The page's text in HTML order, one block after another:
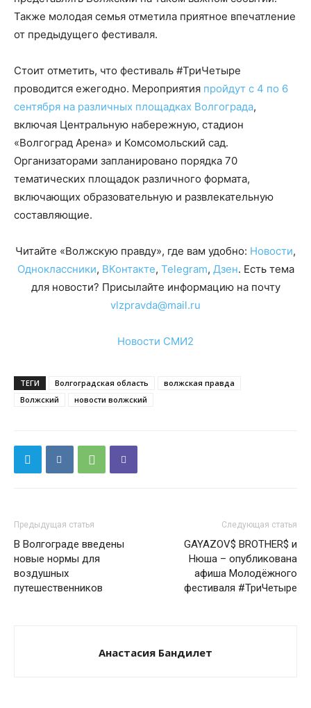
Также молодая семья отметила приятное впечатление
от предыдущего фестиваля.
Стоит отметить, что фестиваль #ТриЧетыре
проводится ежегодно. Мероприятия пройдут с 4 по 6
сентября на различных площадках Волгограда,
включая Центральную набережную, стадион
«Волгоград Арена» и Комсомольский сад.
Организаторами запланировано порядка 70
тематических площадок различного формата,
включающих образовательную и развлекательную
составляющие.
Читайте «Волжскую правду», где вам удобно: Новости,
Одноклассники, ВКонтакте, Telegram, Дзен. Есть тема
для новости? Присылайте информацию на почту
vlzpravda@mail.ru
Новости СМИ2
ТЕГИ Волгоградская область
волжская правда
Волжский
новости волжский
Предыдущая статья
В Волгограде введены
новые нормы для
воздушных
путешественников
Следующая статья
GAYAZOV$ BROTHER$ и
Нюша – опубликована
афиша Молодёжного
фестиваля #ТриЧетыре
Анастасия Бандилет